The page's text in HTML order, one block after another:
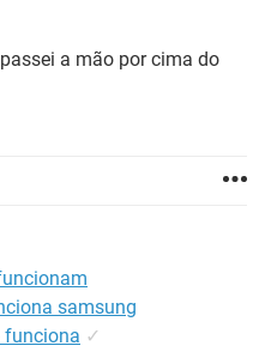
a mão por cima do
samsung
funciona ✓